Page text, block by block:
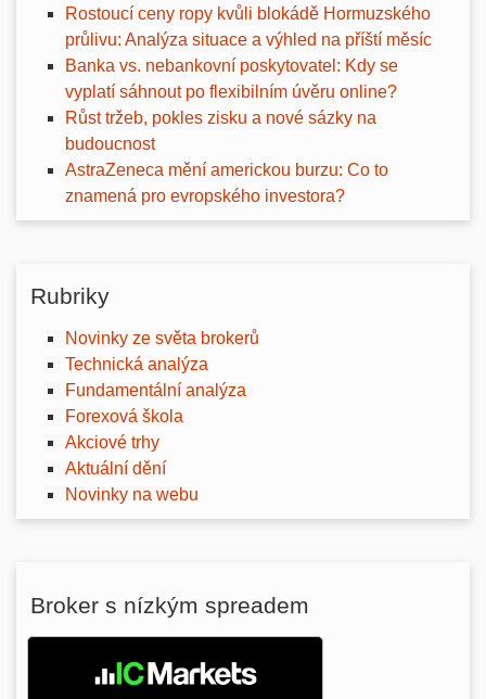
Rostoucí ceny ropy kvůli blokádě Hormuzského
průlivu: Analýza situace a výhled na příští měsíc
Banka vs. nebankovní poskytovatel: Kdy se
vyplatí sáhnout po flexibilním úvěru online?
Růst tržeb, pokles zisku a nové sázky na
budoucnost
AstraZeneca mění americkou burzu: Co to
znamená pro evropského investora?
Rubriky
Novinky ze světa brokerů
Technická analýza
Fundamentální analýza
Forexová škola
Akciové trhy
Aktuální dění
Novinky na webu
Broker s nízkým spreadem